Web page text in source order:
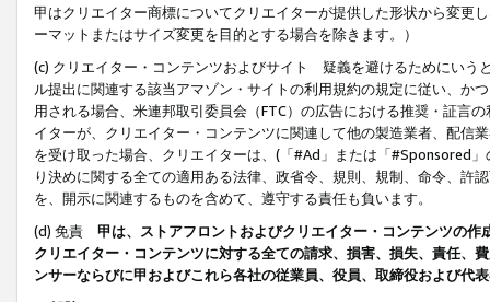
甲はクリエイター商標についてクリエイターが提供した形状から変更
ーマットまたはサイズ変更を目的とする場合を除きます。）
(c) クリエイター・コンテンツおよびサイト 疑義を避けるためにいう
ル提出に関連する該当アマゾン・サイトの利用規約の規定に従い、か
用される場合、米連邦取引委員会（FTC）の広告における推奨・証言
イターが、クリエイター・コンテンツに関連して他の製造業者、配信
を受け取った場合、クリエイターは、(「#Ad」または「#Sponsored
り決めに関する全ての適用ある法律、政省令、規則、規制、命令、許
を、開示に関連するものを含めて、遵守する責任も負います。
(d) 免責 甲は、ストアフロントおよびクリエイター・コンテンツの
クリエイター・コンテンツに対する全ての請求、損害、損失、責任、
ンサーならびに甲およびこれら各社の従業員、役員、取締役および代